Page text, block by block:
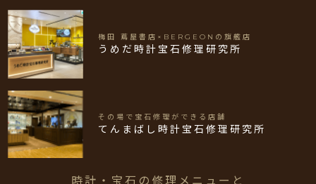
梅田 蔦屋書店×BERGEONの旗艦店
うめだ時計宝石修理研究所
その場で宝石修理ができる店舗
てんまばし時計宝石修理研究所
時計・宝石の修理メニューと